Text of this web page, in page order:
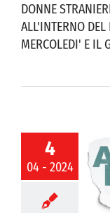
DONNE
ALL'INTERNO
MERCOLEDI' E IL
4
04 - 2024
CAFE’